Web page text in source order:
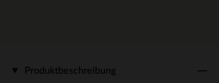
Produktbeschreibung